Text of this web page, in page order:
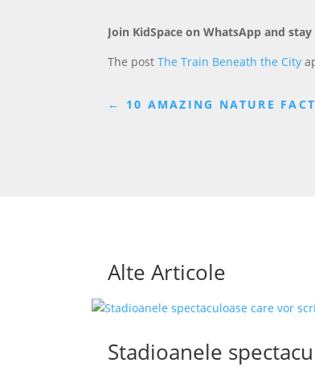
Join KidSpace on WhatsApp and
The postThe Train Beneath the City
← 10 AMAZING NATURE
Alte Articole
Stadioanele